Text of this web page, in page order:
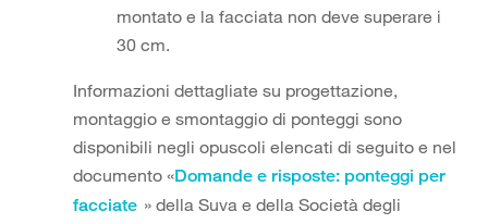
montato e la facciata non deve superare i
30 cm.
Informazioni dettagliate su progettazione,
montaggio e smontaggio di ponteggi sono
disponibili negli opuscoli elencati di seguito e nel
documento «Domande e risposte: ponteggi per
facciate » della Suva e della Società degli